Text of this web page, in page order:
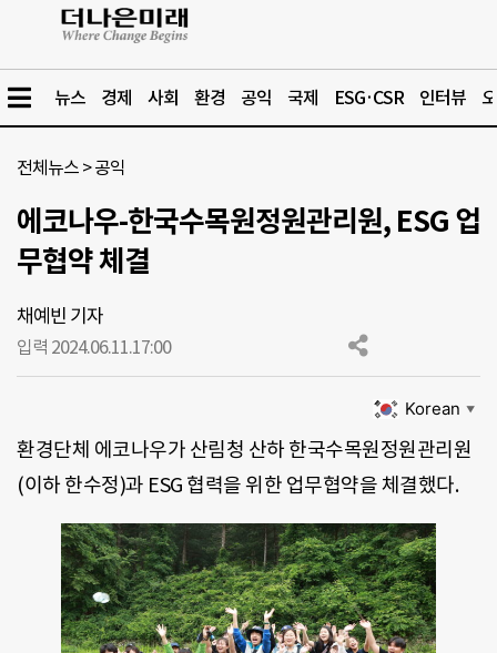
뉴스 경제 사회 환경 공익 국제 ESG·CSR 인터뷰
전체뉴스 >공익
에코나우-한국수목원정원관리원, ESG 업
무협약 체결
채예빈 기자
입력 2024.06.11.17:00
Korean ▼
환경단체 에코나우가 산림청 산하 한국수목원정원관리원
(이하 한수정)과 ESG 협력을 위한 업무협약을 체결했다.